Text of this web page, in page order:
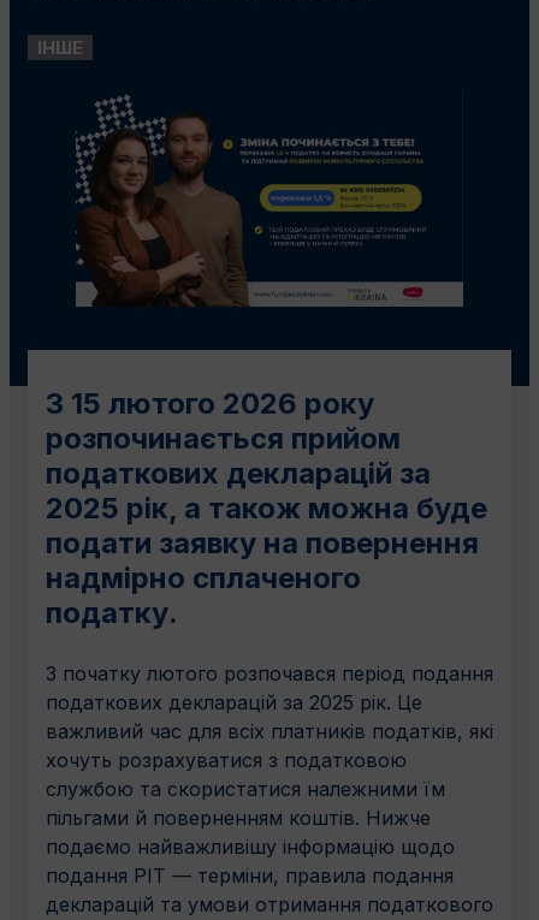
ІНШЕ
З 15 лютого 2026 року
розпочинається прийом
податкових декларацій за
2025 рік, а також можна буде
подати заявку на повернення
надмірно сплаченого
податку.
З початку лютого розпочався період подання
податкових декларацій за 2025 рік. Це
важливий час для всіх платників податків, які
хочуть розрахуватися з податковою
службою та скористатися належними їм
пільгами й поверненням коштів. Нижче
подаємо найважливішу інформацію щодо
подання PIT — терміни, правила подання
декларацій та умови отримання податкового